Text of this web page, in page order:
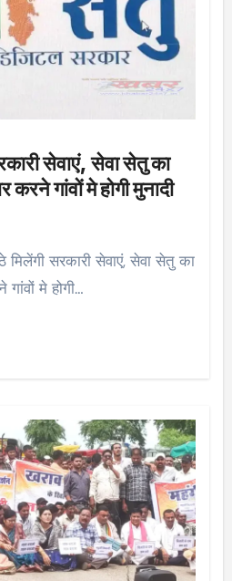
सेवाएं, सेवा सेतु का
गांवों मे होगी मुनादी
मे होगी…